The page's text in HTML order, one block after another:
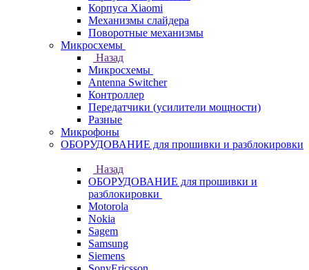
Корпуса Xiaomi
Механизмы слайдера
Поворотные механизмы
Микросхемы
Назад
Микросхемы
Antenna Switcher
Контроллер
Передатчики (усилители мощности)
Разные
Микрофоны
ОБОРУДОВАНИЕ для прошивки и разблокировки
Назад
ОБОРУДОВАНИЕ для прошивки и
разблокировки
Motorola
Nokia
Sagem
Samsung
Siemens